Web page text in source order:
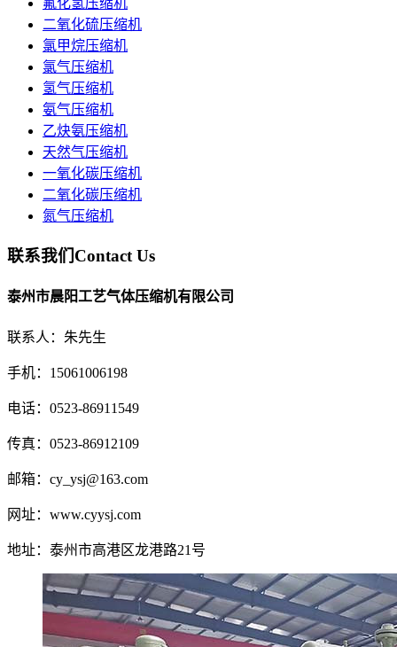
氟化氢压缩机
二氧化硫压缩机
氯甲烷压缩机
氯气压缩机
氢气压缩机
氨气压缩机
乙炔氨压缩机
天然气压缩机
一氧化碳压缩机
二氧化碳压缩机
氮气压缩机
联系我们Contact Us
泰州市晨阳工艺气体压缩机有限公司
联系人：朱先生
手机：15061006198
电话：0523-86911549
传真：0523-86912109
邮箱：cy_ysj@163.com
网址：www.cyysj.com
地址：泰州市高港区龙港路21号